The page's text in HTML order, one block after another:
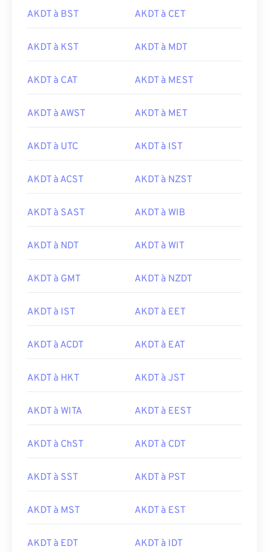
AKDT à BST AKDT à CET
AKDT à KST AKDT à MDT
AKDT à CAT AKDT à MEST
AKDT à AWST AKDT à MET
AKDT à UTC AKDT à IST
AKDT à ACST AKDT à NZST
AKDT à SAST AKDT à WIB
AKDT à NDT AKDT à WIT
AKDT à GMT AKDT à NZDT
AKDT à IST AKDT à EET
AKDT à ACDT AKDT à EAT
AKDT à HKT AKDT à JST
AKDT à WITA AKDT à EEST
AKDT à ChST AKDT à CDT
AKDT à SST AKDT à PST
AKDT à MST AKDT à EST
AKDT à EDT AKDT à IDT